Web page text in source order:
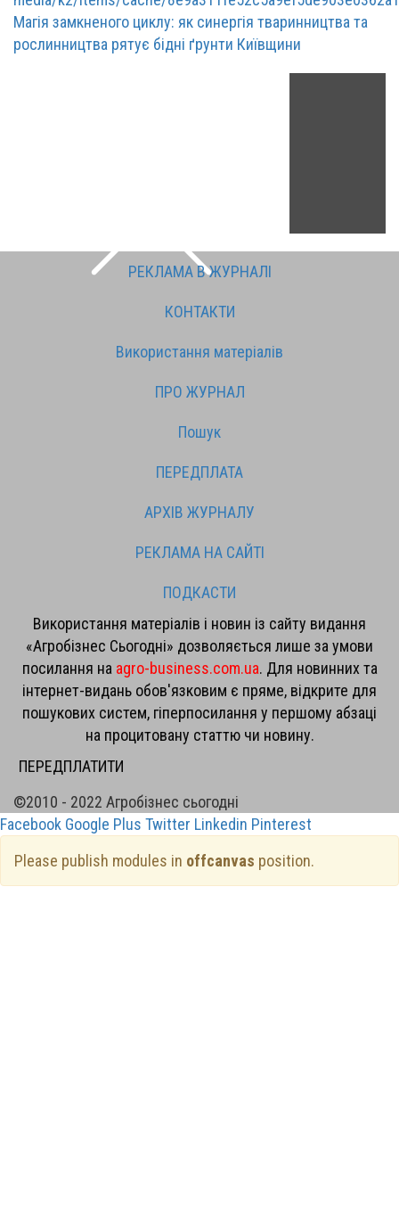
Магія замкненого циклу: як синергія тваринництва та
рослинництва рятує бідні ґрунти Київщини
РЕКЛАМА В ЖУРНАЛІ
КОНТАКТИ
Використання матеріалів
ПРО ЖУРНАЛ
Пошук
ПЕРЕДПЛАТА
АРХІВ ЖУРНАЛУ
РЕКЛАМА НА САЙТІ
ПОДКАСТИ
Використання матеріалів і новин із сайту видання
«Агробізнес Сьогодні» дозволяється лише за умови
посилання на agro-business.com.ua. Для новинних та
інтернет-видань обов'язковим є пряме, відкрите для
пошукових систем, гіперпосилання у першому абзаці
на процитовану статтю чи новину.
ПЕРЕДПЛАТИТИ
©2010 - 2022 Агробізнес сьогодні
Facebook Google Plus Twitter Linkedin Pinterest
Please publish modules in offcanvas position.